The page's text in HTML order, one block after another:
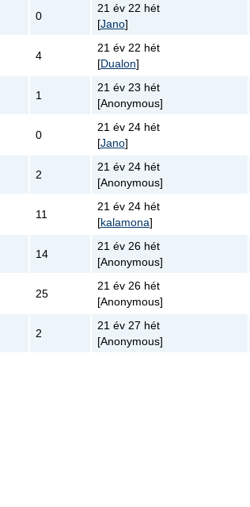
0
21 év 22 hét
[Jano]
4
21 év 22 hét
[Dualon]
1
21 év 23 hét
[Anonymous]
0
21 év 24 hét
[Jano]
2
21 év 24 hét
[Anonymous]
11
21 év 24 hét
[kalamona]
14
21 év 26 hét
[Anonymous]
25
21 év 26 hét
[Anonymous]
2
21 év 27 hét
[Anonymous]